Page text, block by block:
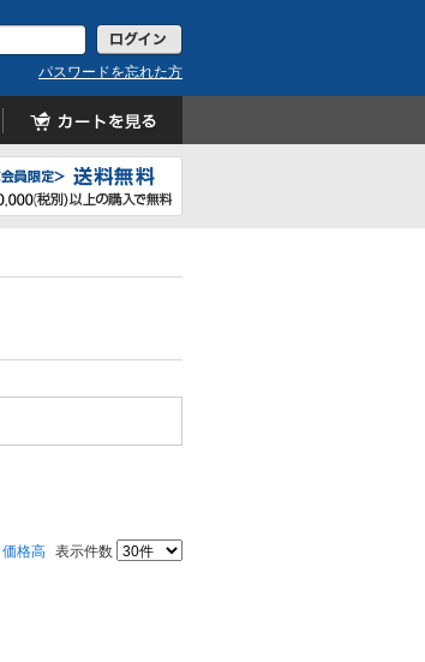
パスワードを忘れた方
価格高 表示件数